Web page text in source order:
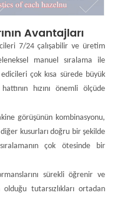
Avantajları
7/24 çalışabilir ve üretim
manuel sıralama ile
edicileri çok kısa sürede büyük
hızını önemli ölçüde
görüşünün kombinasyonu,
kusurları doğru bir şekilde
çok ötesinde bir
sürekli öğrenir ve
tutarsızlıkları ortadan